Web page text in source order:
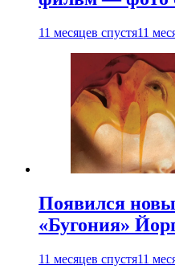
11 месяцев спустя11
Появился
«Бугония»
11 месяцев спустя11